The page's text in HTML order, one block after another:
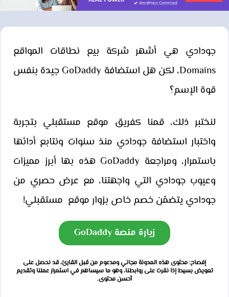
جودادي هي أشهر شركة بيع نطاقات المواقع
Domains، لكن هل استضافة GoDaddy جيدة بنفس
قوة الإسم؟
لنختبر ذلك، قمنا كفريق موقع مستقبلي بتجربة
واختبار استضافة جودادي منذ سنوات ونتابع أدائها
باستمرار، ومراجعة GoDaddy هذه بها أبرز مميزات
وعيوب جودادي التي واجهتنا، مع عرض حصري من
جودادي يتضمّن خصم خاص بزوار موقع مستقبلي!
زيارة منصة GoDaddy
إفصاح: محتوى هذه المدونة مجاني ومدعوم من قبل القارئ، قد نحصل على
تعويض بسيط إذا نقرت على روابطنا، وهو ما سيساهم في استمرار عملنا وتقديم
أحسن محتوى.